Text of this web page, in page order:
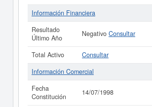
Información Financiera
Resultado
Último Año
Negativo Consultar
Total Activo
Consultar
Información Comercial
Fecha
Constitución
14/07/1998